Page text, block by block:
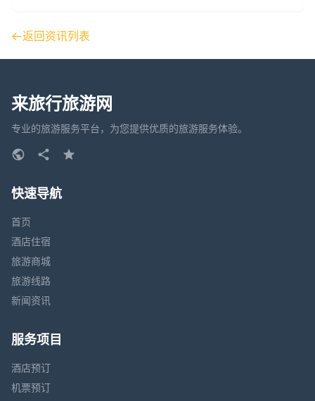
返回资讯列表
来旅行旅游网
专业的旅游服务平台，为您提供优质的旅游服务体验。
快速导航
首页
酒店住宿
旅游商城
旅游线路
新闻资讯
服务项目
酒店预订
机票预订